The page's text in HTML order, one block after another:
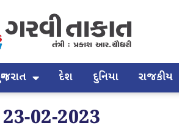
ગુજરાત દેશ દુનિયા રાજકીય
23-02-2023